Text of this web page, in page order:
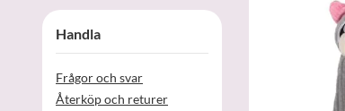
Handla
Frågor och svar
Återköp och returer